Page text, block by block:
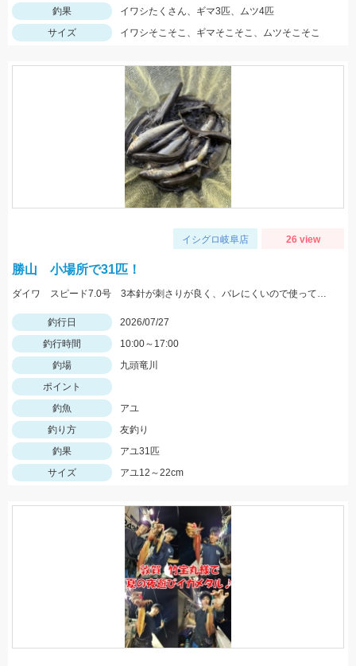
釣果
イワシたくさん、ギマ3匹、ムツ4匹
サイズ
イワシそこそこ、ギマそこそこ、ムツそこそこ
イシグロ岐阜店 26 view
勝山 小場所で31匹！
ダイワ スピード7.0号 3本針が刺さりが良く、バレにくいので使っています！
釣行日
2026/07/27
釣行時間
10:00～17:00
釣場
九頭竜川
ポイント
釣魚
アユ
釣り方
友釣り
釣果
アユ31匹
サイズ
アユ12～22cm